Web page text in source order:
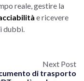
reale, gestire la
e ricevere
dubbi.
Next Post
di trasporto